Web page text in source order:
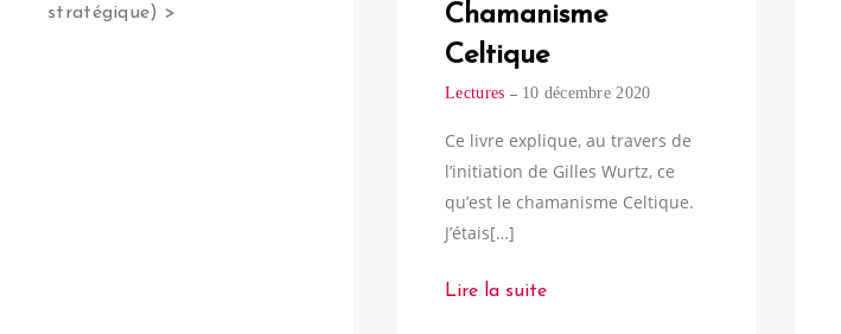
stratégique) >
Chamanisme
Celtique
Lectures 10 décembre 2020
Ce livre explique, au travers de
l’initiation de Gilles Wurtz, ce
qu’est le chamanisme Celtique.
J’étais[…]
Lire la suite